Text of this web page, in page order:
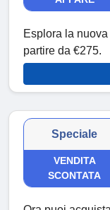
Esplora la
partire da €275.
Speciale
VENDITA
SCONTATA